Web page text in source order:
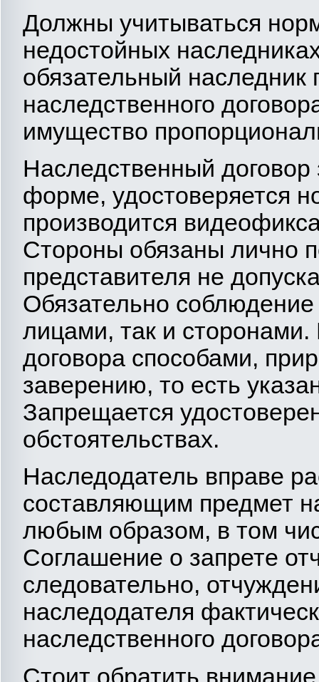
Должны учитываться
недостойных
обязательный наследник
наследственного
имущество
Наследственный
форме, удостоверяется
производится
Стороны обязаны лично
представителя не
Обязательно
лицами, так и сторонами.
договора способами,
заверению, то есть
Запрещается
обстоятельствах.
Наследодатель вправе
составляющим предмет
любым образом, в том
Соглашение о запрете
следовательно,
наследодателя
наследственного
Стоит обратить